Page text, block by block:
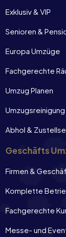
Exklusiv & VIP
Senioren &
Europa Umzüge
Fachgerechte
Umzug Planen
Umzugsreinigung
Abhol &
Geschäfts
Firmen &
Komplette
Fachgerechte
Messe- und